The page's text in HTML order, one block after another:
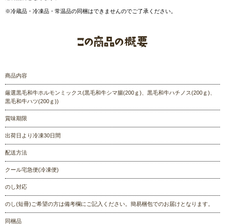
※冷蔵品・冷凍品・常温品の同梱はできませんのでご了承ください。
商品内容
厳選黒毛和牛ホルモンミックス(黒毛和牛シマ腸(200ｇ)、黒毛和牛ハチノス(200ｇ)、
黒毛和牛ハツ(200ｇ))
賞味期限
出荷日より冷凍30日間
配送方法
クール宅急便(冷凍便)
のし対応
のし(短冊)ご希望の方は備考欄にご記入ください。簡易梱包でのお届けとなります。
同梱品